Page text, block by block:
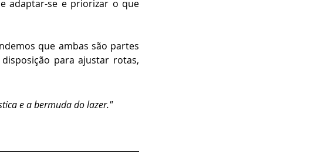
adaptar-se e priorizar o que
que ambas são partes
para ajustar rotas,
e a bermuda do lazer."